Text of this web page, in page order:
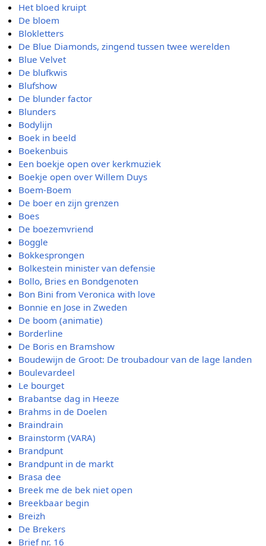
Het bloed kruipt
De bloem
Blokletters
De Blue Diamonds, zingend tussen twee werelden
Blue Velvet
De blufkwis
Blufshow
De blunder factor
Blunders
Bodylijn
Boek in beeld
Boekenbuis
Een boekje open over kerkmuziek
Boekje open over Willem Duys
Boem-Boem
De boer en zijn grenzen
Boes
De boezemvriend
Boggle
Bokkesprongen
Bolkestein minister van defensie
Bollo, Bries en Bondgenoten
Bon Bini from Veronica with love
Bonnie en Jose in Zweden
De boom (animatie)
Borderline
De Boris en Bramshow
Boudewijn de Groot: De troubadour van de lage landen
Boulevardeel
Le bourget
Brabantse dag in Heeze
Brahms in de Doelen
Braindrain
Brainstorm (VARA)
Brandpunt
Brandpunt in de markt
Brasa dee
Breek me de bek niet open
Breekbaar begin
Breizh
De Brekers
Brief nr. 16